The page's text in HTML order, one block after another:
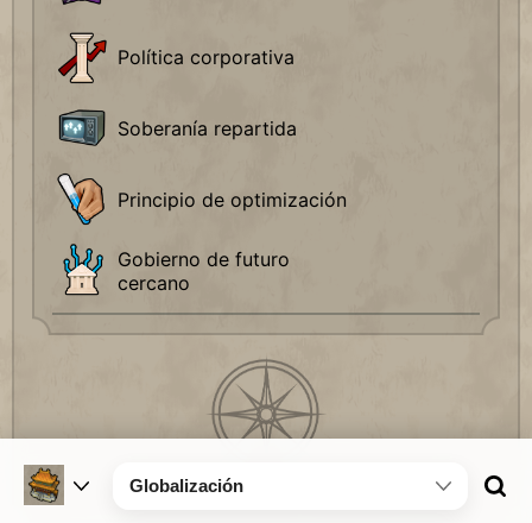
Política corporativa
Soberanía repartida
Principio de optimización
Gobierno de futuro
cercano
Globalización